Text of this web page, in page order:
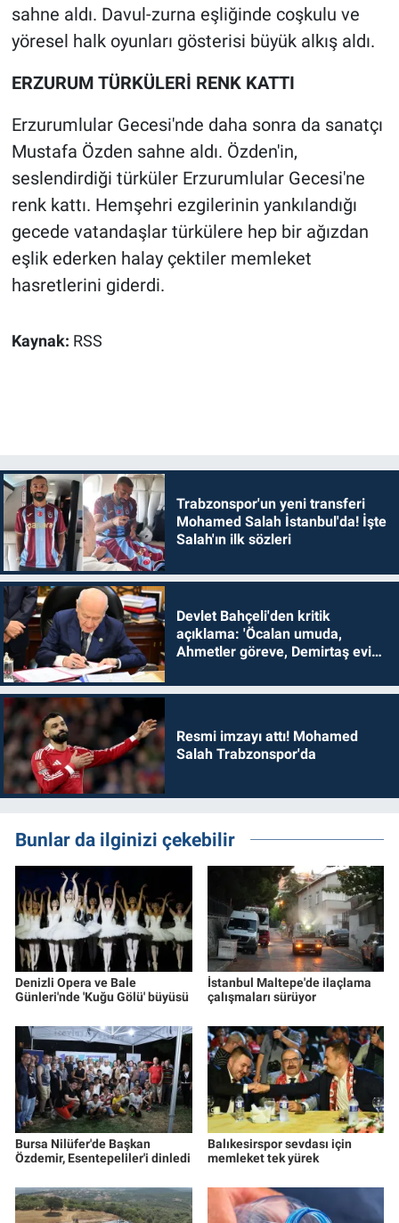
sahne aldı. Davul-zurna eşliğinde coşkulu ve
yöresel halk oyunları gösterisi büyük alkış aldı.
ERZURUM TÜRKÜLERİ RENK KATTI
Erzurumlular Gecesi'nde daha sonra da sanatçı
Mustafa Özden sahne aldı. Özden'in,
seslendirdiği türküler Erzurumlular Gecesi'ne
renk kattı. Hemşehri ezgilerinin yankılandığı
gecede vatandaşlar türkülere hep bir ağızdan
eşlik ederken halay çektiler memleket
hasretlerini giderdi.
Kaynak: RSS
Trabzonspor'un yeni transferi
Mohamed Salah İstanbul'da! İşte
Salah'ın ilk sözleri
Devlet Bahçeli'den kritik
açıklama: 'Öcalan umuda,
Ahmetler göreve, Demirtaş evine
Resmi imzayı attı! Mohamed
Salah Trabzonspor'da
Bunlar da ilginizi çekebilir
Denizli Opera ve Bale
Günleri'nde 'Kuğu Gölü' büyüsü
İstanbul Maltepe'de ilaçlama
çalışmaları sürüyor
Bursa Nilüfer'de Başkan
Özdemir, Esentepeliler'i dinledi
Balıkesirspor sevdası için
memleket tek yürek